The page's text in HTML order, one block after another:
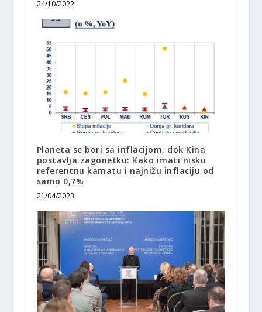
24/10/2022
Planeta se bori sa inflacijom, dok Kina
postavlja zagonetku: Kako imati nisku
referentnu kamatu i najnižu inflaciju od
samo 0,7%
21/04/2023